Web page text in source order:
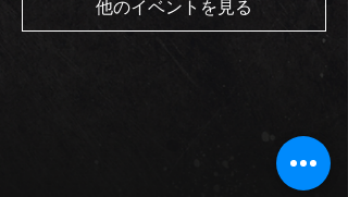
他のイベントを見る